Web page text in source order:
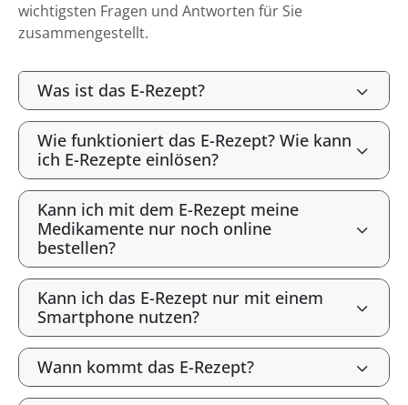
wichtigsten Fragen und Antworten für Sie
zusammengestellt.
Was ist das E-Rezept?
Wie funktioniert das E-Rezept? Wie kann
ich E-Rezepte einlösen?
Kann ich mit dem E-Rezept meine
Medikamente nur noch online
bestellen?
Kann ich das E-Rezept nur mit einem
Smartphone nutzen?
Wann kommt das E-Rezept?